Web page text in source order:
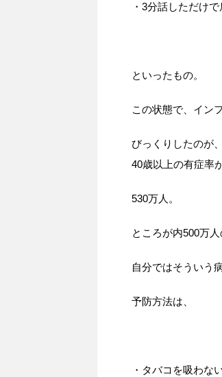
・3分話しただけ
といったもの。
この状態で、イン
びっくりしたのが、
40歳以上の有症率
530万人。
ところが内500万
自分ではそういう
予防方法は、
・タバコを吸わない